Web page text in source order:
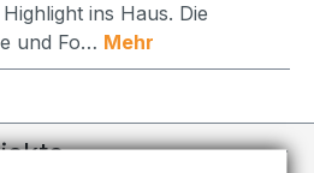
ins Haus. Die
und Fo… Mehr